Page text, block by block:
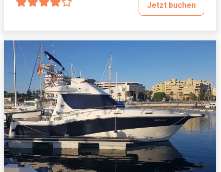
Jetzt buchen